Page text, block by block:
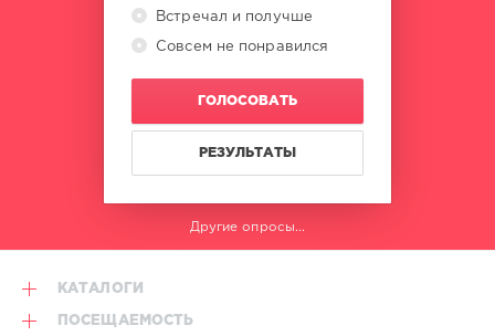
Встречал и получше
Совсем не понравился
ГОЛОСОВАТЬ
РЕЗУЛЬТАТЫ
Другие опросы...
КАТАЛОГИ
ПОСЕЩАЕМОСТЬ